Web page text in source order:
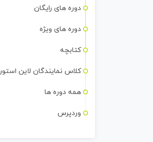
دوره های رایگان
دوره های ویژه
کتابچه
کلاس نمایندگان لاین استور
همه دوره ها
وردپرس